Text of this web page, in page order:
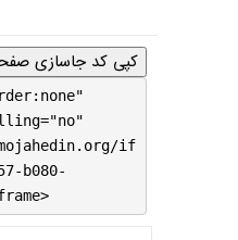
کپی کد جاسازی
if
b080-